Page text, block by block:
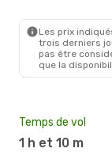
Les prix
trois derniers
pas être
que la
Temps de vol
1 h et 10 m